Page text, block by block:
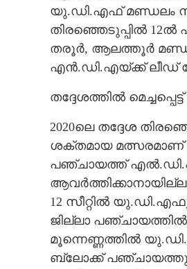
യു.ഡി.എഫ് മണ്ഡലം
തിരഞ്ഞെടുപ്പിൽ
തരൂർ, ആലത്തൂർ
എൻ.ഡി.എയ്ക്ക് ലീഡ്
തദ്ദേശത്തിൽ
2020ലെ തദ്ദേശ
ശക്തമായ മത്സരമാണ്
പഞ്ചായത്ത്
12 സീറ്റിൽ
ജില്ലാ
മൂന്നെണ്ണത്തിൽ
ബ്ലോക്ക്